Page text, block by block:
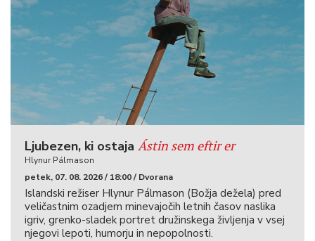
Ljubezen, ki ostaja Ástin sem eftir er
Hlynur Pálmason
petek, 07. 08. 2026 / 18:00 / Dvorana
Islandski režiser Hlynur Pálmason (Božja dežela) pred
veličastnim ozadjem minevajočih letnih časov naslika
igriv, grenko-sladek portret družinskega življenja v vsej
njegovi lepoti, humorju in nepopolnosti.